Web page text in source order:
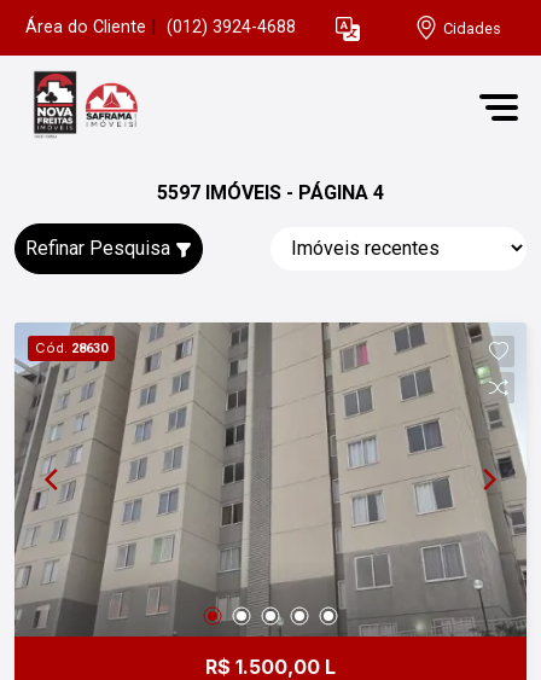
Área do Cliente (012) 3924-4688 Cidades
5597 IMÓVEIS - PÁGINA 4
Refinar Pesquisa
Cód. 28630
R$ 1.500,00 L